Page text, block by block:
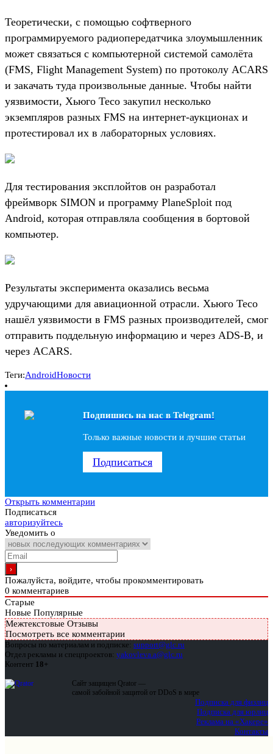
Теоретически, с помощью софтверного
программируемого радиопередатчика злоумышленник
может связаться с компьютерной системой самолёта
(FMS, Flight Management System) по протоколу ACARS
и закачать туда произвольные данные. Чтобы найти
уязвимости, Хьюго Тесо закупил несколько
экземпляров разных FMS на интернет-аукционах и
протестировал их в лабораторных условиях.
Для тестирования эксплойтов он разработал
фреймворк SIMON и программу PlaneSploit под
Android, которая отправляла сообщения в бортовой
компьютер.
Результаты эксперимента оказались весьма
удручающими для авиационной отрасли. Хьюго Тесо
нашёл уязвимости в FMS разных производителей, смог
отправить поддельную информацию и через ADS-B, и
через ACARS.
Теги:AndroidНовости
Подпишись на наc в Telegram!
Только важные новости и лучшие статьи
Подписаться
Открыть комментарии
Подписаться
авторизуйтесь
Уведомить о
Пожалуйста, войдите, чтобы прокомментировать
0 комментариев
Старые
Новые Популярные
Межтекстовые Отзывы
Посмотреть все комментарии
Вопросы по материалам и подписке: support@glc.ru
Отдел рекламы и спецпроектов: yakovleva.a@glc.ru
Контент 18+
Сайт защищен Qrator —
самой забойной защитой от DDoS в мире
Подписка для физлиц
Подписка для юрлиц
Реклама на «Хакере»
Контакты